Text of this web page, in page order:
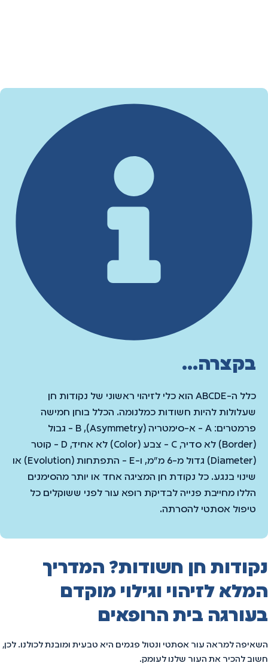
בקצרה...
כלל ה-ABCDE הוא כלי לזיהוי ראשוני של נקודות חן
שעלולות להיות חשודות כמלנומה. הכלל בוחן חמישה
פרמטרים: A - א-סימטריה (Asymmetry), B - גבול
(Border) לא סדיר, C - צבע (Color) לא אחיד, D - קוטר
(Diameter) גדול מ-6 מ"מ, ו-E - התפתחות (Evolution) או
שינוי בנגע. כל נקודת חן המציגה אחד או יותר מהסימנים
הללו מחייבת פנייה לבדיקת רופא עור לפני ששוקלים כל
טיפול אסתטי להסרתה.
נקודות חן חשודות? המדריך
המלא לזיהוי וגילוי מוקדם
בעורגה בית הרופאים
השאיפה למראה עור אסתטי ונטול פגמים היא טבעית ומובנת לכולנו. לכן,
חשוב להכיר את העור שלנו לעומק.